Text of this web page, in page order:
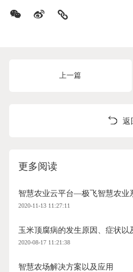
上一篇
返
更多阅读
智慧农业云平台—极飞智慧农业
2020-11-13 11:27:11
玉米顶腐病的发生原因、症状以
2020-08-17 11:21:38
智慧农场解决方案以及应用